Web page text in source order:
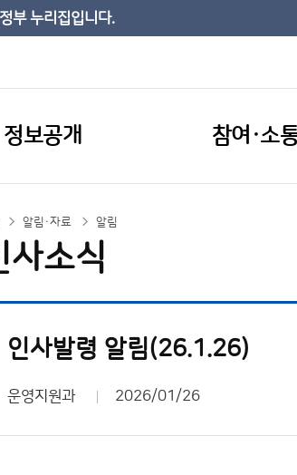
부 누리집입니다.
정보공개 참여·소
알림·자료 알림
사소식
인사발령 알림(26.1.26)
운영지원과 2026/01/26